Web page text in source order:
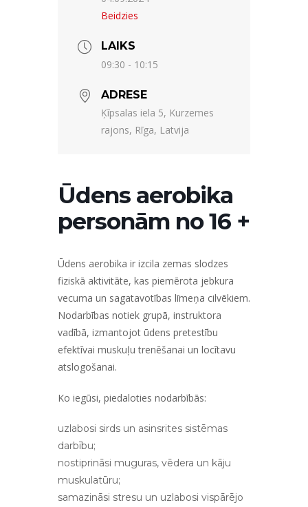
Beidzies
LAIKS
09:30 - 10:15
ADRESE
Ķīpsalas iela 5, Kurzemes
rajons, Rīga, Latvija
Ūdens aerobika
personām no 16 +
Ūdens aerobika ir izcila zemas slodzes
fiziskā aktivitāte, kas piemērota jebkura
vecuma un sagatavotības līmeņa cilvēkiem.
Nodarbības notiek grupā, instruktora
vadībā, izmantojot ūdens pretestību
efektīvai muskuļu trenēšanai un locītavu
atslogošanai.
Ko iegūsi, piedaloties nodarbībās:
uzlabosi sirds un asinsrites sistēmas
darbību;
nostiprināsi muguras, vēdera un kāju
muskulatūru;
samazināsi stresu un uzlabosi vispārējo